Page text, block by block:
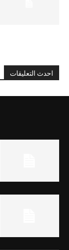
احدث التعليقات